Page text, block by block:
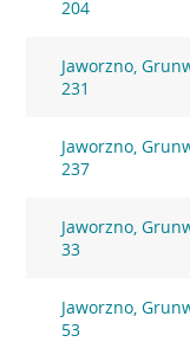
204
Jaworzno,
231
Jaworzno,
237
Jaworzno,
33
Jaworzno,
53